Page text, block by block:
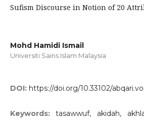
Sufism Discourse in Notion of 20
Mohd Hamidi Ismail
Universiti Sains Islam Malaysia
DOI: https://doi.org/10.33102/
Keywords:tasawwuf, akidah,